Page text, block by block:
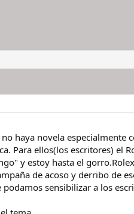
haya novela
Para ellos(los escritores) el
y estoy hasta el
de acoso y derribo de
sensibilizar a los